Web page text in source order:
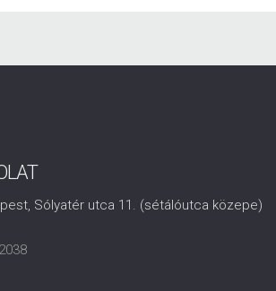
Sólyatér utca 11. (sétálóutca közepe)